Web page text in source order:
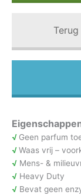
√ Geen parfum
√Waas vrij –
√ Mens- &
√ Heavy Duty
√ Bevat geen